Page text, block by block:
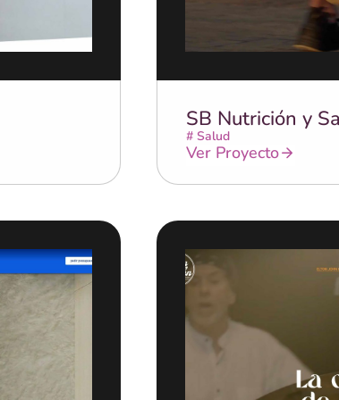
SB Nutrición y
# Salud
Ver Proyecto